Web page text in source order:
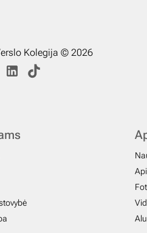
Kolegija © 2026